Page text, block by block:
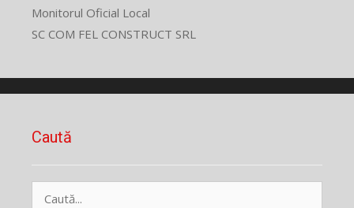
Monitorul Oficial Local
SC COM FEL CONSTRUCT SRL
Caută